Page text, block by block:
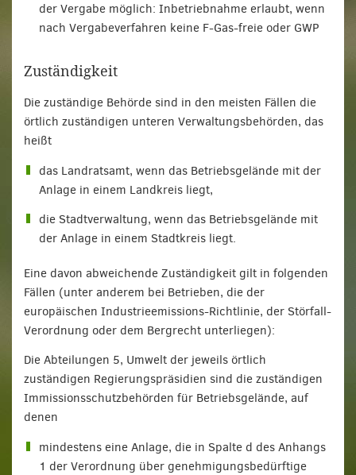
der Vergabe möglich: Inbetriebnahme erlaubt, wenn
nach Vergabeverfahren keine F-Gas-freie oder GWP
Zuständigkeit
Die zuständige Behörde sind in den meisten Fällen die
örtlich zuständigen unteren Verwaltungsbehörden, das
heißt
das Landratsamt, wenn das Betriebsgelände mit der
Anlage in einem Landkreis liegt,
die Stadtverwaltung, wenn das Betriebsgelände mit
der Anlage in einem Stadtkreis liegt.
Eine davon abweichende Zuständigkeit gilt in folgenden
Fällen (unter anderem bei Betrieben, die der
europäischen Industrieemissions-Richtlinie, der Störfall-
Verordnung oder dem Bergrecht unterliegen):
Die Abteilungen 5, Umwelt der jeweils örtlich
zuständigen Regierungspräsidien sind die zuständigen
Immissionsschutzbehörden für Betriebsgelände, auf
denen
mindestens eine Anlage, die in Spalte d des Anhangs
1 der Verordnung über genehmigungsbedürftige